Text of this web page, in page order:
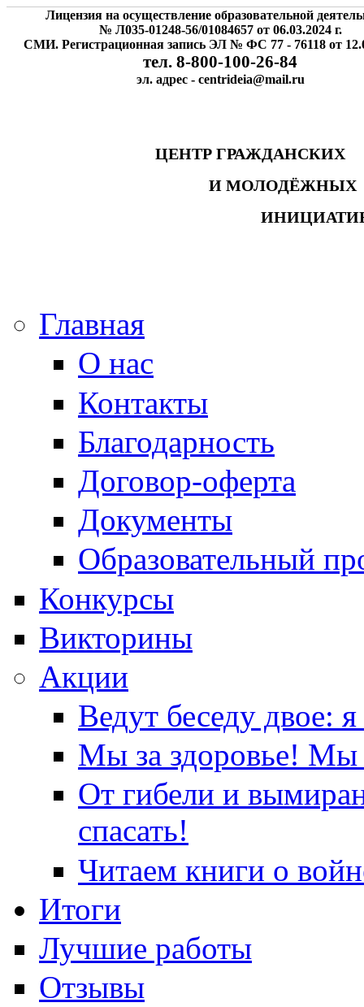
Лицензия на осуществление образовательной
№ Л035-01248-56/01084657 от 06.03.2024 г.
СМИ. Регистрационная запись ЭЛ № ФС 77 - 76118 от
тел. 8-800-100-26-84
эл. адрес - centrideia@mail.ru
ЦЕНТР
И
Главная
О нас
Контакты
Благодарность
Договор-оферта
Документы
Образовательный
Конкурсы
Викторины
Акции
Ведут беседу двое:
Мы за здоровье! Мы
От гибели и
спасать!
Читаем книги о
Итоги
Лучшие работы
Отзывы